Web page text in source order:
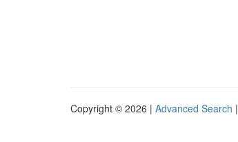
Copyright © 2026 | Advanced Search |